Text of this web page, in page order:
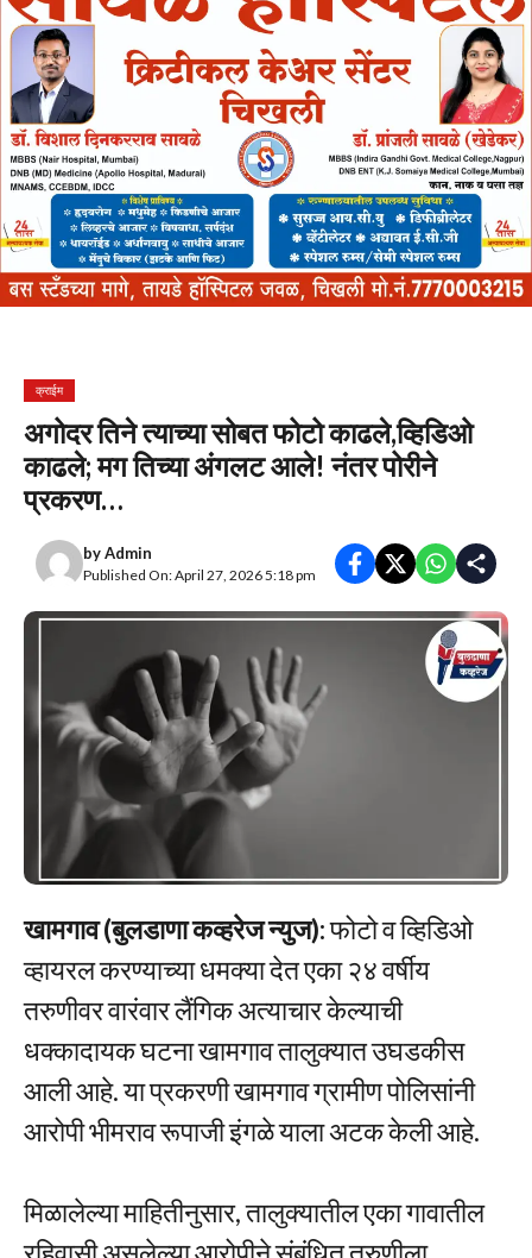
क्राईम
अगोदर तिने त्याच्या सोबत फोटो काढले,व्हिडिओ
काढले; मग तिच्या अंगलट आले! नंतर पोरीने
प्रकरण…
byAdmin
Published On: April 27, 2026 5:18 pm
खामगाव (बुलडाणा कव्हरेज न्युज):फोटो व व्हिडिओ
व्हायरल करण्याच्या धमक्या देत एका २४ वर्षीय
तरुणीवर वारंवार लैंगिक अत्याचार केल्याची
धक्कादायक घटना खामगाव तालुक्यात उघडकीस
आली आहे. या प्रकरणी खामगाव ग्रामीण पोलिसांनी
आरोपी भीमराव रूपाजी इंगळे याला अटक केली आहे.
मिळालेल्या माहितीनुसार, तालुक्यातील एका गावातील